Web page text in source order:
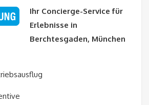
Ihr Concierge-Service für
Erlebnisse in
Berchtesgaden, München